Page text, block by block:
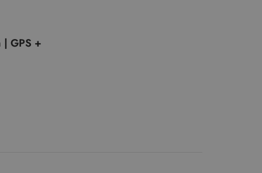
GPS +